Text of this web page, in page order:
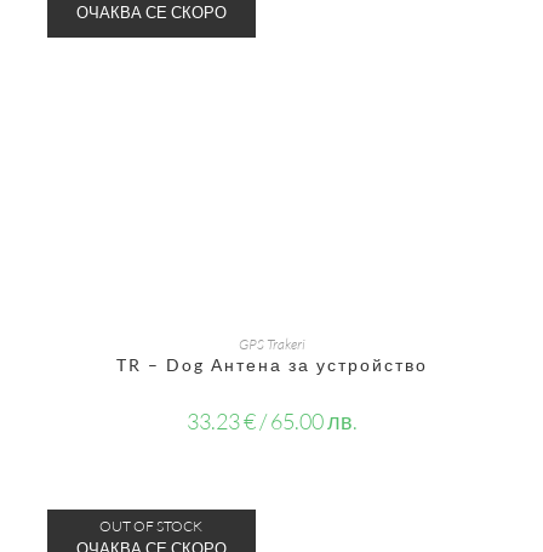
ОЩЕ
GPS Trakeri
TR – Dog Антена за устройство
33.23€ / 65.00 лв.
OUT OF STOCK